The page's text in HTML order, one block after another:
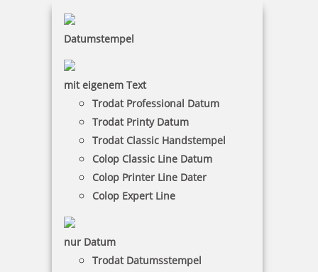
Datumstempel
mit eigenem Text
Trodat Professional Datum
Trodat Printy Datum
Trodat Classic Handstempel
Colop Classic Line Datum
Colop Printer Line Dater
Colop Expert Line
nur Datum
Trodat Datumsstempel